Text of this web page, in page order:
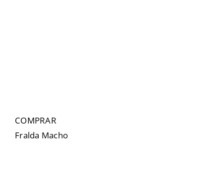
COMPRAR
Fralda Macho